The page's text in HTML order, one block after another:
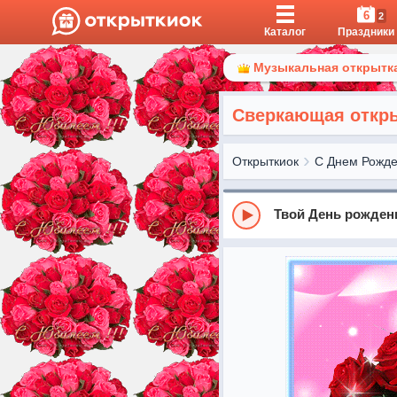
Каталог
6 2
Праздники
Музыкальная
Сверкающая
Открыткиок С Днем
Твой День